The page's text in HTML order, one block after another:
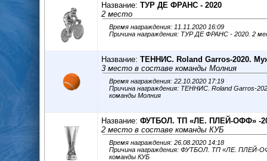
Название: ТУР ДЕ ФРАНС - 2020
2 место
Время награждения: 11.11.2020 16:09
Причина награждения: ТУР ДЕ ФРАНС - 2020. 2
Название: ТЕННИС. Roland Garros-2020.
3 место в составе команды Молния
Время награждения: 22.10.2020 17:19
Причина награждения: ТЕННИС. Roland Garros-
команды Молния
Название: ФУТБОЛ. ТП «ЛЕ. ПЛЕЙ-ОФФ» -
2 место в составе команды КУБ
Время награждения: 26.08.2020 14:18
Причина награждения: ФУТБОЛ. ТП «ЛЕ. ПЛЕЙ-
команды КУБ